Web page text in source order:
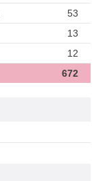
53
13
12
672